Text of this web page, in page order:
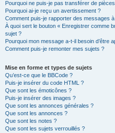
Pourquoi ne puis-je pas transférer de
Pourquoi ai-je reçu un avertissement ?
Comment puis-je rapporter des messages
À quoi sert le bouton « Enregistrer comme
sujet ?
Pourquoi mon message a-t-il besoin d’être
Comment puis-je remonter mes sujets ?
Mise en forme et types de sujets
Qu’est-ce que le BBCode ?
Puis-je insérer du code HTML ?
Que sont les émoticônes ?
Puis-je insérer des images ?
Que sont les annonces générales ?
Que sont les annonces ?
Que sont les notes ?
Que sont les sujets verrouillés ?